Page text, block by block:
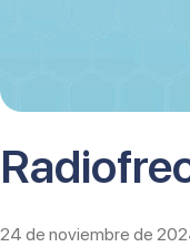
24 de noviembre de